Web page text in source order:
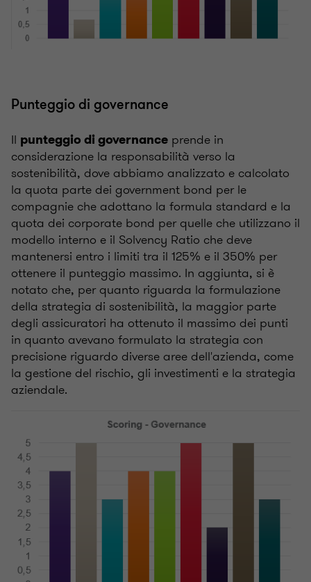
Punteggio di governance
Il punteggio di governance prende in
considerazione la responsabilità verso la
sostenibilità, dove abbiamo analizzato e calcolato
la quota parte dei government bond per le
compagnie che adottano la formula standard e la
quota dei corporate bond per quelle che utilizzano il
modello interno e il Solvency Ratio che deve
mantenersi entro i limiti tra il 125% e il 350% per
ottenere il punteggio massimo. In aggiunta, si è
notato che, per quanto riguarda la formulazione
della strategia di sostenibilità, la maggior parte
degli assicuratori ha ottenuto il massimo dei punti
in quanto avevano formulato la strategia con
precisione riguardo diverse aree dell'azienda, come
la gestione del rischio, gli investimenti e la strategia
aziendale.